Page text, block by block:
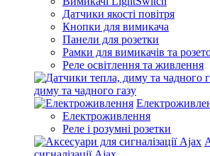
Датчики якості повітря
Кнопки для вимикача
Панели для розетки
Рамки для вимикачів та
Реле освітлення та живлення
диму та чадного газу
Електроживлення
Реле і розумні розетки